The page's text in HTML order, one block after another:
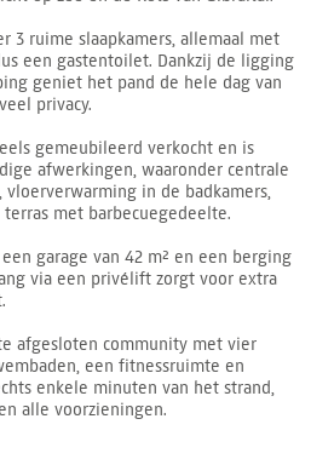
3 ruime slaapkamers, allemaal met
een gastentoilet. Dankzij de ligging
geniet het pand de hele dag van
privacy.
gemeubileerd verkocht en is
afwerkingen, waaronder centrale
in de badkamers,
met barbecuegedeelte.
garage van 42 m² en een berging
via een privélift zorgt voor extra
afgesloten community met vier
een fitnessruimte en
enkele minuten van het strand,
alle voorzieningen.